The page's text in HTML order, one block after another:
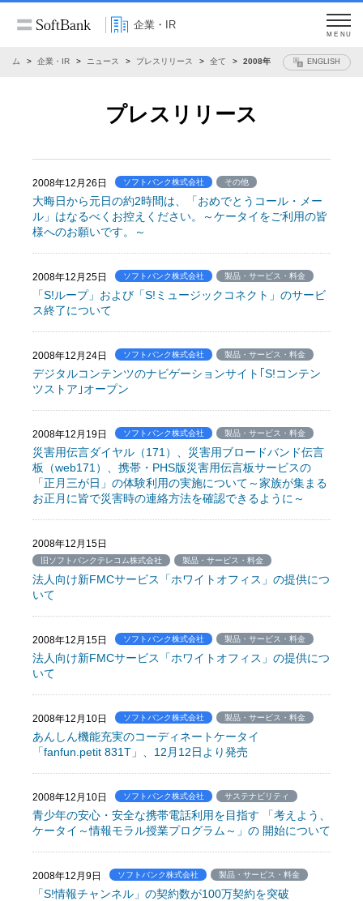
企業・IR
MENU
ーム 企業・IR ニュース プレスリリース 全て 2008年 ENGLISH
プレスリリース
2008年12月26日 ソフトバンク株式会社 その他
大晦日から元日の約2時間は、「おめでとうコール・メー
ル」はなるべくお控えください。～ケータイをご利用の皆
様へのお願いです。～
2008年12月25日 ソフトバンク株式会社 製品・サービス・料金
「S!ループ」および「S!ミュージックコネクト」のサービ
ス終了について
2008年12月24日 ソフトバンク株式会社 製品・サービス・料金
デジタルコンテンツのナビゲーションサイト｢S!コンテン
ツストア｣オープン
2008年12月19日 ソフトバンク株式会社 製品・サービス・料金
災害用伝言ダイヤル（171）、災害用ブロードバンド伝言
板（web171）、携帯・PHS版災害用伝言板サービスの
「正月三が日」の体験利用の実施について～家族が集まる
お正月に皆で災害時の連絡方法を確認できるように～
2008年12月15日
旧ソフトバンクテレコム株式会社 製品・サービス・料金
法人向け新FMCサービス「ホワイトオフィス」の提供につ
いて
2008年12月15日 ソフトバンク株式会社 製品・サービス・料金
法人向け新FMCサービス「ホワイトオフィス」の提供につ
いて
2008年12月10日 ソフトバンク株式会社 製品・サービス・料金
あんしん機能充実のコーディネートケータイ
「fanfun.petit 831T」、12月12日より発売
2008年12月10日 ソフトバンク株式会社 サステナビリティ
青少年の安心・安全な携帯電話利用を目指す 「考えよう、
ケータイ～情報モラル授業プログラム～」の 開始について
2008年12月9日 ソフトバンク株式会社 製品・サービス・料金
「S!情報チャンネル」の契約数が100万契約を突破